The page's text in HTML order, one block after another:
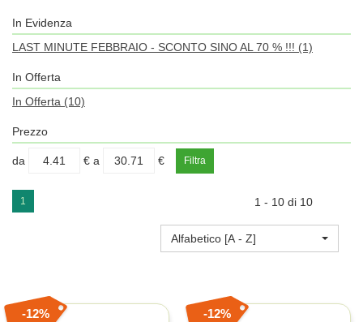
In Evidenza
LAST MINUTE FEBBRAIO - SCONTO SINO AL 70 % !!! (1)
In Offerta
In Offerta (10)
Prezzo
filtra
da €
filtra
a €
1 1 - 10 di 10
Alfabetico [A - Z]
12% 12%